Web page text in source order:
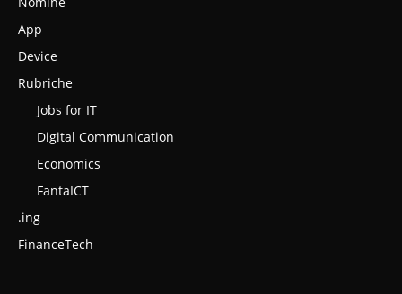
App
Device
Rubriche
Jobs for IT
Digital Communication
Economics
FantaICT
.ing
FinanceTech